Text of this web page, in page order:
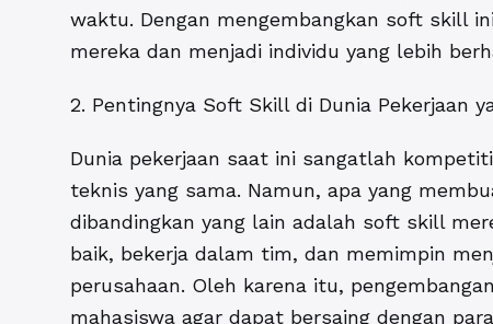
waktu. Dengan mengembangkan soft skill
mereka dan menjadi individu yang lebih
2. Pentingnya Soft Skill di Dunia Pekerjaan
Dunia pekerjaan saat ini sangatlah
teknis yang sama. Namun, apa yang
dibandingkan yang lain adalah soft skill
baik, bekerja dalam tim, dan memimpin
perusahaan. Oleh karena itu,
mahasiswa agar dapat bersaing dengan